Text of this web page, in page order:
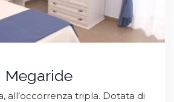
Megaride
all’occorrenza tripla. Dotata di